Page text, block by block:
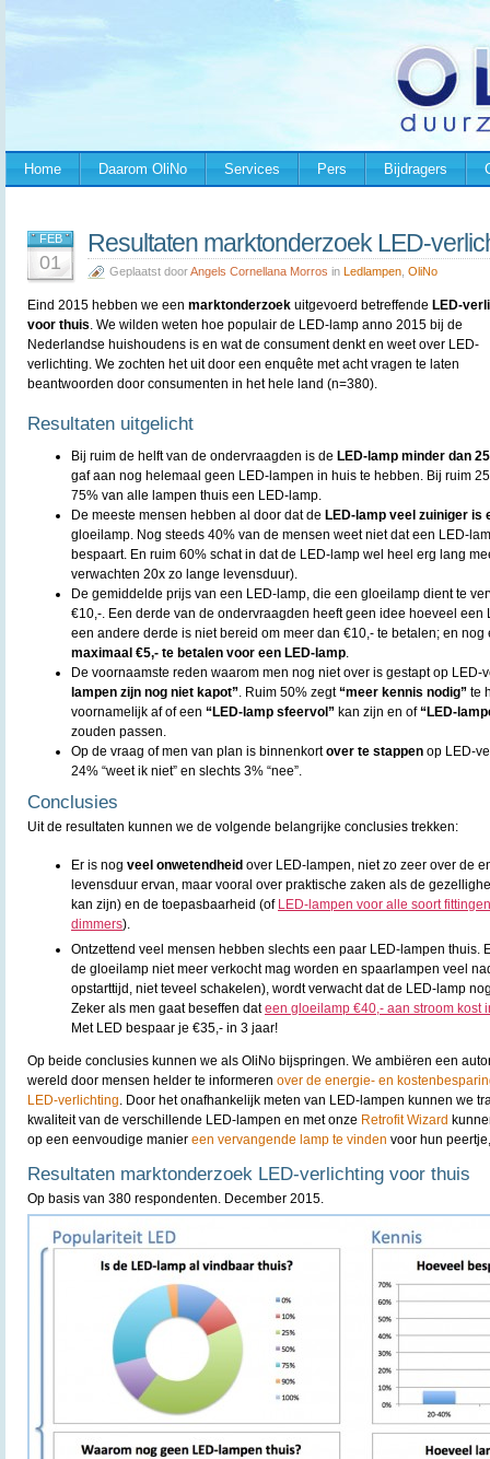
Home Daarom OliNo Services Pers Bijdragers
FEB
01
Resultaten marktonderzoek LED-
Geplaatst doorAngels Cornellana Morros in Ledlampen OliNo
Eind 2015 hebben we een marktonderzoek uitgevoerd betreffende LED-
voor thuis. We wilden weten hoe populair de LED-lamp anno 2015 bij de
Nederlandse huishoudens is en wat de consument denkt en weet over LED-
verlichting. We zochten het uit door een enquête met acht vragen te laten
beantwoorden door consumenten in het hele land (n=380).
Resultaten uitgelicht
Bij ruim de helft van de ondervraagden is de LED-lamp minder dan
gaf aan nog helemaal geen LED-lampen in huis te hebben. Bij ruim
75% van alle lampen thuis een LED-lamp.
De meeste mensen hebben al door dat de LED-lamp veel zuiniger is
gloeilamp. Nog steeds 40% van de mensen weet niet dat een LED-
bespaart. En ruim 60% schat in dat de LED-lamp wel heel erg lang
verwachten 20x zo lange levensduur).
De gemiddelde prijs van een LED-lamp, die een gloeilamp dient te
€10,-. Een derde van de ondervraagden heeft geen idee hoeveel een
een andere derde is niet bereid om meer dan €10,- te betalen; en
maximaal €5,- te betalen voor een LED-lamp.
De voornaamste reden waarom men nog niet over is gestapt op
lampen zijn nog niet kapot”. Ruim 50% zegt“meer kennis nodig” te
voornamelijk af of een “LED-lamp sfeervol” kan zijn en of“LED-
zouden passen.
Op de vraag of men van plan is binnenkortover te stappen op LED-
24% “weet ik niet” en slechts 3% “nee”.
Conclusies
Uit de resultaten kunnen we de volgende belangrijke conclusies trekken:
Er is nog veel onwetendheid over LED-lampen, niet zo zeer over de
levensduur ervan, maar vooral over praktische zaken als de
kan zijn) en de toepasbaarheid (of LED-lampen voor alle soort
dimmers).
Ontzettend veel mensen hebben slechts een paar LED-lampen thuis.
de gloeilamp niet meer verkocht mag worden en spaarlampen veel
opstarttijd, niet teveel schakelen), wordt verwacht dat de LED-lamp
Zeker als men gaat beseffen dateen gloeilamp €40,- aan stroom kost
Met LED bespaar je €35,- in 3 jaar!
Op beide conclusies kunnen we als OliNo bijspringen. We ambiëren een
wereld door mensen helder te informeren over de energie- en
LED-verlichting. Door het onafhankelijk meten van LED-lampen kunnen we
kwaliteit van de verschillende LED-lampen en met onze Retrofit Wizard
op een eenvoudige manier een vervangende lamp te vinden voor hun
Resultaten marktonderzoek LED-verlichting voor thuis
Op basis van 380 respondenten. December 2015.